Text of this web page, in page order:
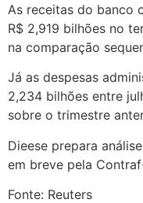
As receitas do banco
R$ 2,919 bilhões no
na comparação
Já as despesas
2,234 bilhões entre
sobre o trimestre
Dieese prepara
em breve pela
Fonte: Reuters